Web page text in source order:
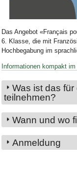
Das Angebot «Français
6. Klasse, die mit
Hochbegabung im
Informationen kompakt
Was ist das
teilnehmen?
Wann und wo
Anmeldung